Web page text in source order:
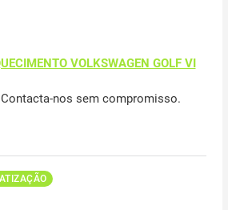
VOLKSWAGEN GOLF VI
nos sem compromisso.